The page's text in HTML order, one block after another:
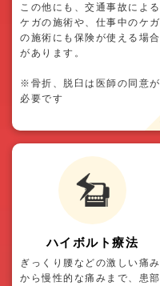
この他にも、交通事故による
ケガの施術や、仕事中のケガ
の施術にも保険が使える場合
があります。
※骨折、脱臼は医師の同意が
必要です
ハイボルト療法
ぎっくり腰などの激しい痛み
から慢性的な痛みまで、患部